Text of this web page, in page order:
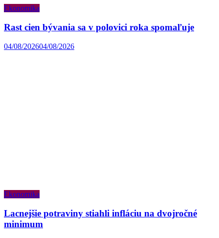
Ekonomika
Rast cien bývania sa v polovici roka spomaľuje
04/08/202604/08/2026
Ekonomika
Lacnejšie potraviny stiahli infláciu na dvojročné
minimum